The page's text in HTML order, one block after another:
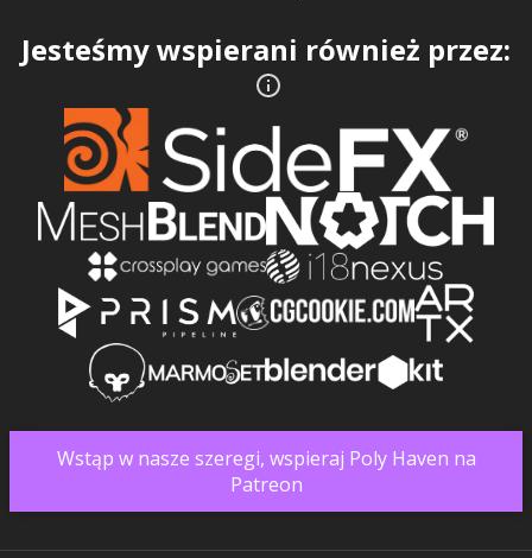
Jesteśmy wspierani również przez:
Wstąp w nasze szeregi, wspieraj Poly Haven na
Patreon